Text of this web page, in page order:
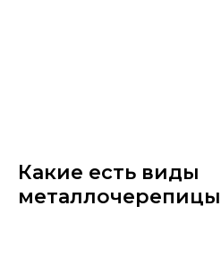
Какие есть виды